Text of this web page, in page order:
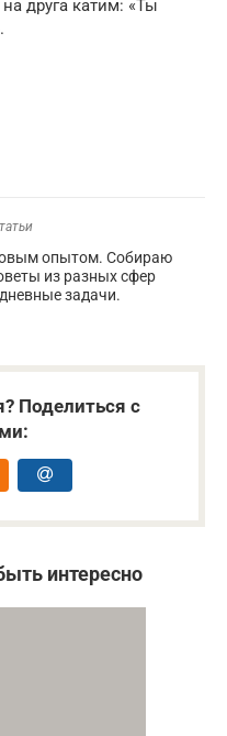
друга катим: «Ты
опытом. Собираю
из разных сфер
задачи.
Поделиться с
интересно